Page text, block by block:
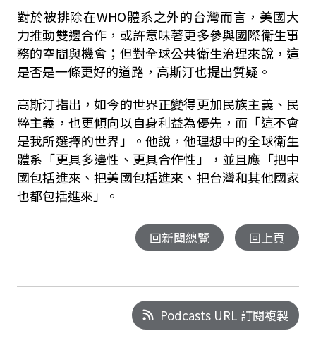
對於被排除在WHO體系之外的台灣而言，美國大
力推動雙邊合作，或許意味著更多參與國際衛生事
務的空間與機會；但對全球公共衛生治理來說，這
是否是一條更好的道路，高斯汀也提出質疑。
高斯汀指出，如今的世界正變得更加民族主義、民
粹主義，也更傾向以自身利益為優先，而「這不會
是我所選擇的世界」。他說，他理想中的全球衛生
體系「更具多邊性、更具合作性」，並且應「把中
國包括進來、把美國包括進來、把台灣和其他國家
也都包括進來」。
回新聞總覽 回上頁
Podcasts URL 訂閱複製